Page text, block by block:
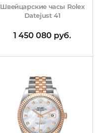
Швейцарские часы Rolex
Datejust 41
1 450 080 руб.